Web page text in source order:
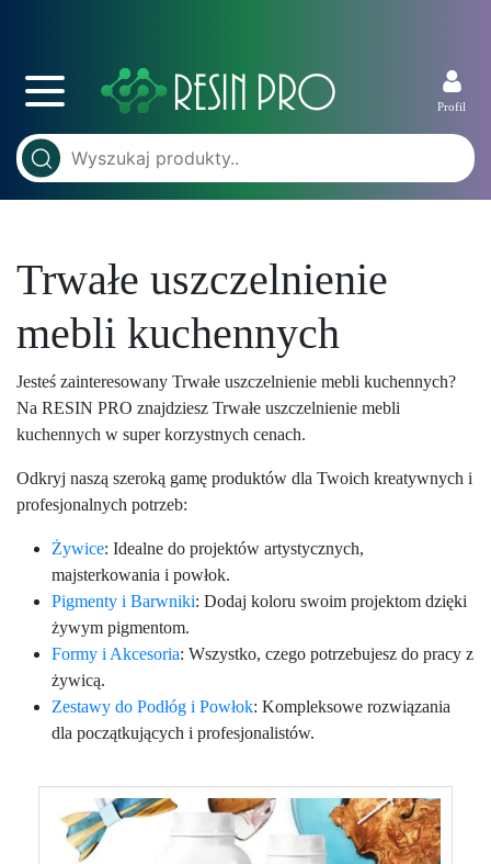
Profil
Trwałe uszczelnienie
mebli kuchennych
Jesteś zainteresowany Trwałe uszczelnienie mebli kuchennych?
Na RESIN PRO znajdziesz Trwałe uszczelnienie mebli
kuchennych w super korzystnych cenach.
Odkryj naszą szeroką gamę produktów dla Twoich kreatywnych i
profesjonalnych potrzeb:
Żywice: Idealne do projektów artystycznych,
majsterkowania i powłok.
Pigmenty i Barwniki: Dodaj koloru swoim projektom dzięki
żywym pigmentom.
Formy i Akcesoria: Wszystko, czego potrzebujesz do pracy z
żywicą.
Zestawy do Podłóg i Powłok: Kompleksowe rozwiązania
dla początkujących i profesjonalistów.